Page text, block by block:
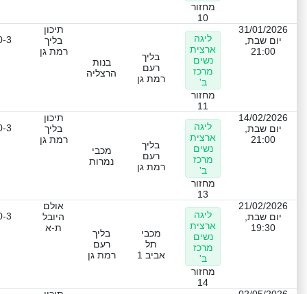
מחזור
10
31/01/2026
יום שבת,
21:00
ליגה
ארצית
נשים
מרכז
ב'
מחזור
11
בליך
רעם
רמת גן
בנות
הרצליה
תיכון
בליך
רמת גן
3
14/02/2026
יום שבת,
21:00
ליגה
ארצית
נשים
מרכז
ב'
מחזור
13
בליך
רעם
רמת גן
מכבי
נמרות
תיכון
בליך
רמת גן
3
21/02/2026
יום שבת,
19:30
ליגה
ארצית
נשים
מרכז
ב'
מחזור
14
מכבי
תל
אביב 1
בליך
רעם
רמת גן
אולם
היובל
ת-א
3